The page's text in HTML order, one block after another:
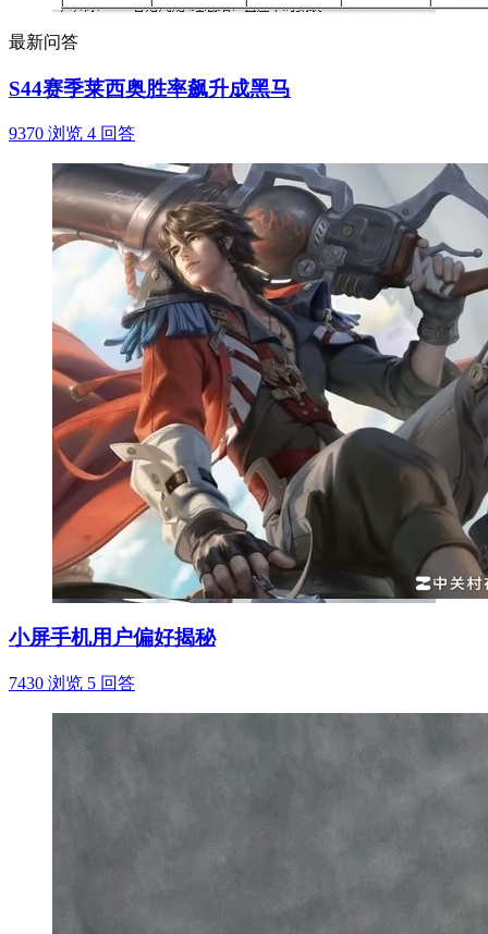
最新问答
S44赛季莱西奥胜率飙升成黑马
9370 浏览 4 回答
小屏手机用户偏好揭秘
7430 浏览 5 回答